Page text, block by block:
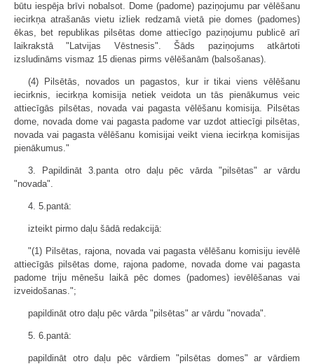
būtu iespēja brīvi nobalsot. Dome (padome) paziņojumu par vēlēšanu
iecirkņa atrašanās vietu izliek redzamā vietā pie domes (padomes)
ēkas, bet republikas pilsētas dome attiecīgo paziņojumu publicē arī
laikrakstā "Latvijas Vēstnesis". Šāds paziņojums atkārtoti
izsludināms vismaz 15 dienas pirms vēlēšanām (balsošanas).
(4) Pilsētās, novados un pagastos, kur ir tikai viens vēlēšanu
iecirknis, iecirkņa komisija netiek veidota un tās pienākumus veic
attiecīgās pilsētas, novada vai pagasta vēlēšanu komisija. Pilsētas
dome, novada dome vai pagasta padome var uzdot attiecīgi pilsētas,
novada vai pagasta vēlēšanu komisijai veikt viena iecirkņa komisijas
pienākumus."
3. Papildināt 3.panta otro daļu pēc vārda "pilsētas" ar vārdu
"novada".
4. 5.pantā:
izteikt pirmo daļu šādā redakcijā:
"(1) Pilsētas, rajona, novada vai pagasta vēlēšanu komisiju ievēlē
attiecīgās pilsētas dome, rajona padome, novada dome vai pagasta
padome triju mēnešu laikā pēc domes (padomes) ievēlēšanas vai
izveidošanas.";
papildināt otro daļu pēc vārda "pilsētas" ar vārdu "novada".
5. 6.pantā:
papildināt otro daļu pēc vārdiem "pilsētas domes" ar vārdiem